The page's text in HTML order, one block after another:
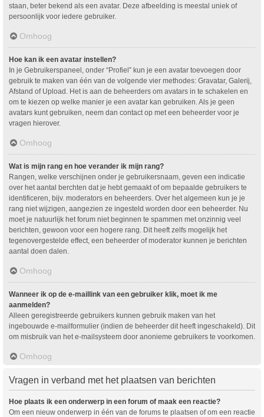
staan, beter bekend als een avatar. Deze afbeelding is meestal uniek of
persoonlijk voor iedere gebruiker.
Omhoog
Hoe kan ik een avatar instellen?
In je Gebruikerspaneel, onder “Profiel” kun je een avatar toevoegen door
gebruik te maken van één van de volgende vier methodes: Gravatar, Galerij,
Afstand of Upload. Het is aan de beheerders om avatars in te schakelen en
om te kiezen op welke manier je een avatar kan gebruiken. Als je geen
avatars kunt gebruiken, neem dan contact op met een beheerder voor je
vragen hierover.
Omhoog
Wat is mijn rang en hoe verander ik mijn rang?
Rangen, welke verschijnen onder je gebruikersnaam, geven een indicatie
over het aantal berchten dat je hebt gemaakt of om bepaalde gebruikers te
identificeren, bijv. moderators en beheerders. Over het algemeen kun je je
rang niet wijzigen, aangezien ze ingesteld worden door een beheerder. Nu
moet je natuurlijk het forum niet beginnen te spammen met onzinnig veel
berichten, gewoon voor een hogere rang. Dit heeft zelfs mogelijk het
tegenovergestelde effect, een beheerder of moderator kunnen je berichten
aantal doen dalen.
Omhoog
Wanneer ik op de e-maillink van een gebruiker klik, moet ik me
aanmelden?
Alleen geregistreerde gebruikers kunnen gebruik maken van het
ingebouwde e-mailformulier (indien de beheerder dit heeft ingeschakeld). Dit
om misbruik van het e-mailsysteem door anonieme gebruikers te voorkomen.
Omhoog
Vragen in verband met het plaatsen van berichten
Hoe plaats ik een onderwerp in een forum of maak een reactie?
Om een nieuw onderwerp in één van de forums te plaatsen of om een reactie